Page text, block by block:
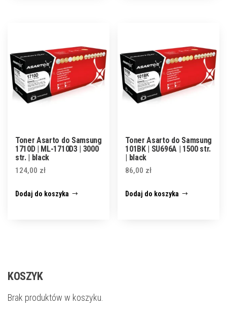
Toner Asarto do Samsung
1710D | ML-1710D3 | 3000
str. | black
124,00 zł
Dodaj do koszyka
Toner Asarto do Samsung
101BK | SU696A | 1500 str.
| black
86,00 zł
Dodaj do koszyka
KOSZYK
Brak produktów w koszyku.